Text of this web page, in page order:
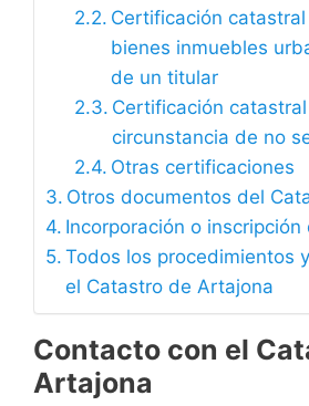
Certificación
bienes inmuebles
de un titular
Certificación
circunstancia de no
Otras certificaciones
Otros documentos del
Incorporación o
Todos los procedimientos
el Catastro de Artajona
Contacto con el
Artajona